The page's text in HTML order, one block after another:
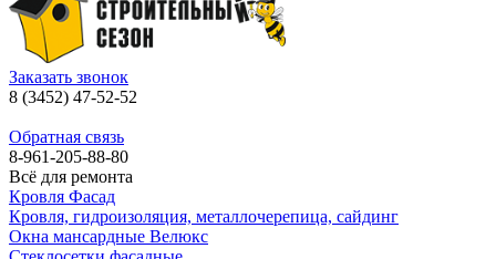
Заказать звонок
8 (3452) 47-52-52
Обратная связь
8-961-205-88-80
Всё для ремонта
Кровля Фасад
Кровля, гидроизоляция, металлочерепица, сайдинг
Окна мансардные Велюкс